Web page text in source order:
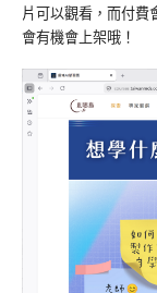
片可以觀看，而付費
會有機會上架哦！